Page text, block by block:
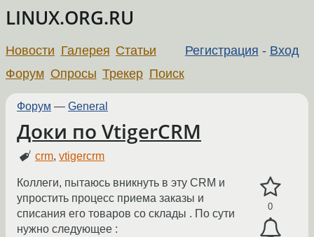
LINUX.ORG.RU
Регистрация - Вход
Новости Галерея Статьи
Форум Опросы Трекер Поиск
Форум — General
Доки по VtigerCRM
crm,vtigercrm
0
Коллеги, пытаюсь вникнуть в эту CRM и
упростить процесс приема заказы и
списания его товаров со склады . По сути
нужно следующее :